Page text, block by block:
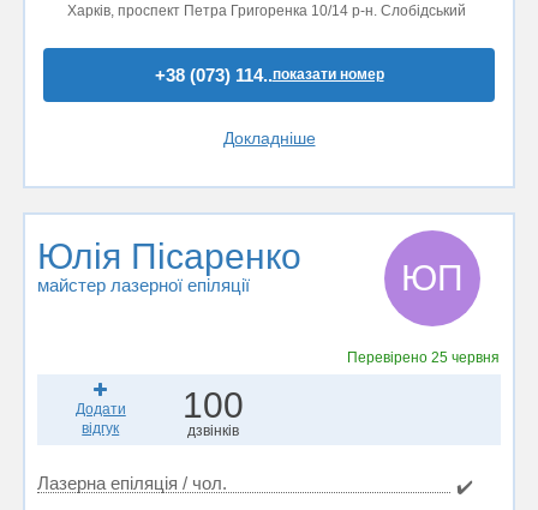
Харків, проспект Петра Григоренка 10/14 р-н. Слобідський
+38 (073) 114..показати номер
Докладніше
Юлія Пісаренко
майстер лазерної епіляції ЮП
Перевірено25 червня
Додати
відгук
100
дзвінків
Лазерна епіляція / чол.
✔️